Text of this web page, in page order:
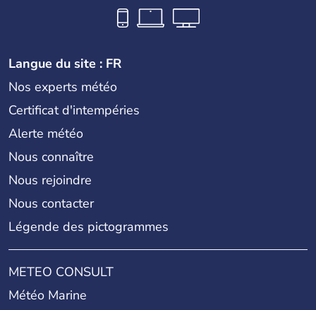
Langue du site : FR
Nos experts météo
Certificat d'intempéries
Alerte météo
Nous connaître
Nous rejoindre
Nous contacter
Légende des pictogrammes
METEO CONSULT
Météo Marine